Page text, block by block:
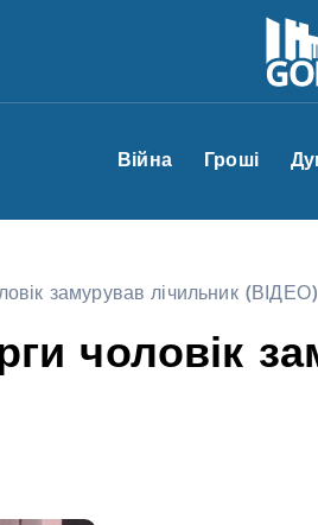
Війна Гроші
замурував лічильник (ВІДЕО)
чоловік